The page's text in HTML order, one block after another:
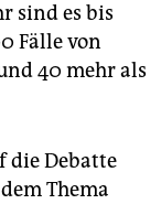
sind es bis
Fälle von
40 mehr als
die Debatte
Thema